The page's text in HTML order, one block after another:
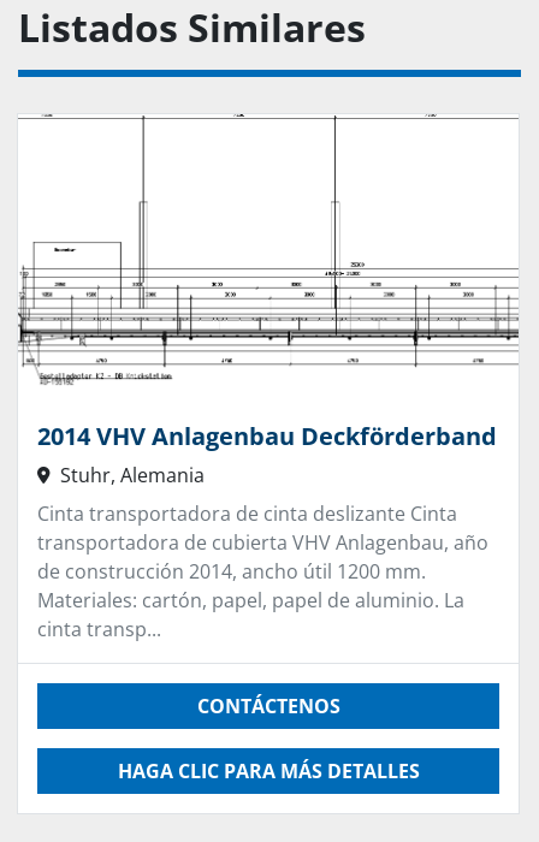
Listados Similares
2014 VHV Anlagenbau Deckförderband
Stuhr, Alemania
Cinta transportadora de cinta deslizante Cinta
transportadora de cubierta VHV Anlagenbau, año
de construcción 2014, ancho útil 1200 mm.
Materiales: cartón, papel, papel de aluminio. La
cinta transp...
CONTÁCTENOS
HAGA CLIC PARA MÁS DETALLES